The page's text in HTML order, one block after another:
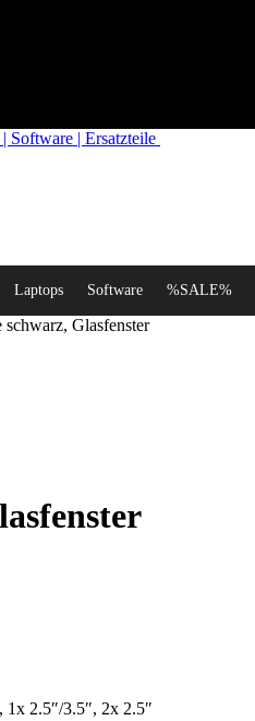
Software | Ersatzteile
Laptops Software %SALE%
Glasfenster
1x 2.5″/3.5″, 2x 2.5″